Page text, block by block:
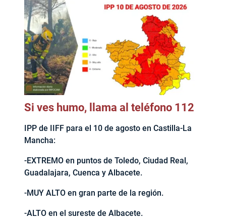
Si ves humo, llama al teléfono 112
IPP de IIFF para el 10 de agosto en Castilla-La
Mancha:
-EXTREMO en puntos de Toledo, Ciudad Real,
Guadalajara, Cuenca y Albacete.
-MUY ALTO en gran parte de la región.
-ALTO en el sureste de Albacete.